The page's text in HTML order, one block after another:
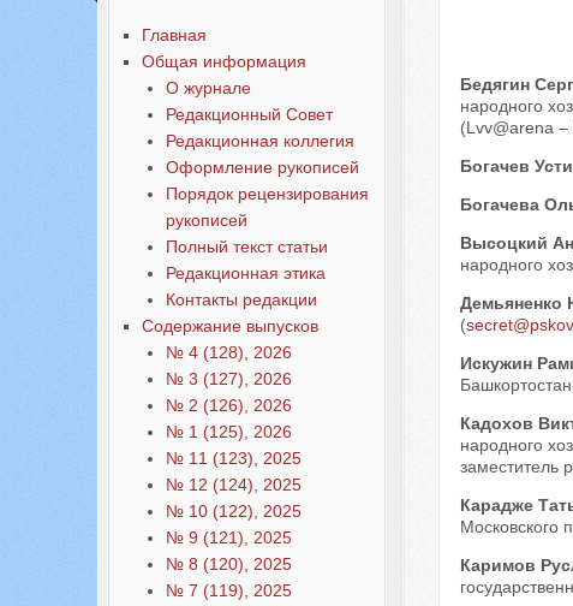
Главная
Общая информация
О журнале
Редакционный Совет
Редакционная коллегия
Оформление рукописей
Порядок рецензирования
рукописей
Полный текст статьи
Редакционная этика
Контакты редакции
Содержание выпусков
№ 4 (128), 2026
№ 3 (127), 2026
№ 2 (126), 2026
№ 1 (125), 2026
№ 11 (123), 2025
№ 12 (124), 2025
№ 10 (122), 2025
№ 9 (121), 2025
№ 8 (120), 2025
№ 7 (119), 2025
Бедягин
народного
(Lvv@arena –
Богачев
Богачева
Высоцкий
народного
Демьяненко
(
Искужин
Кадохов
народного
заместитель
Карадже
Московского
Каримов